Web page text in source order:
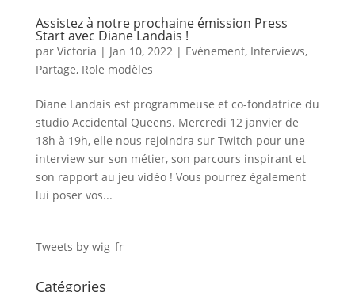
Assistez à notre prochaine émission Press
Start avec Diane Landais !
par Victoria | Jan 10, 2022| Evénement, Interviews,
Partage, Role modèles
Diane Landais est programmeuse et co-fondatrice du
studio Accidental Queens. Mercredi 12 janvier de
18h à 19h, elle nous rejoindra sur Twitch pour une
interview sur son métier, son parcours inspirant et
son rapport au jeu vidéo ! Vous pourrez également
lui poser vos...
Tweets by wig_fr
Catégories